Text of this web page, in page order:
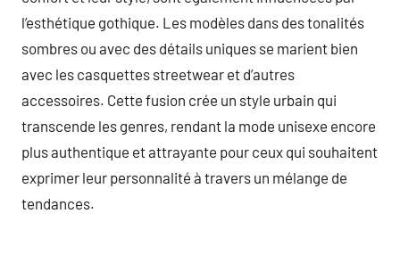
l’esthétique gothique. Les modèles dans des tonalités
sombres ou avec des détails uniques se marient bien
avec les casquettes streetwear et d’autres
accessoires. Cette fusion crée un style urbain qui
transcende les genres, rendant la mode unisexe encore
plus authentique et attrayante pour ceux qui souhaitent
exprimer leur personnalité à travers un mélange de
tendances.